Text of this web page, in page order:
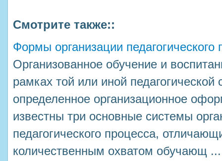
Смотрите также::
Формы организации педагогического
Организованное обучение и
рамках той или иной
определенное организационное
известны три основные системы
педагогического процесса,
количественным охватом обучающ ...